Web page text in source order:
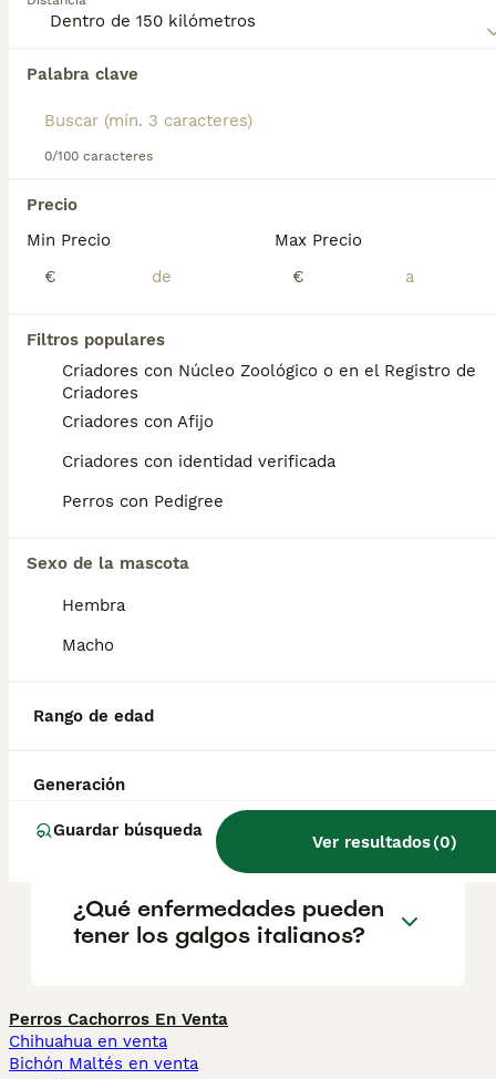
Palabra clave
0/100 caracteres
Precio
Min Precio
€
Max Precio
€
Filtros populares
Criadores con Núcleo Zoológico o en el Registro de
Criadores
Criadores con Afijo
Criadores con identidad verificada
Perros con Pedigree
Sexo de la mascota
Hembra
Macho
Rango de edad
Generación
Guardar búsqueda
Ver resultados(0)
de perro.Encontramos 0 Pequeño Lebrel Italiano
Montalbán, Toledo.
Si deseas exactamente esta búsqueda guarda tu
¿Cuánto cuesta un perro
lebrel italiano?
El coste de adquisición de esta raza puede
reputación del criador y la ubicación
salud y el bienestar de los animales.
de comprometerse siempre es la mejor
¿Qué tamaño alcanzan los
¿Cómo es un perro lebrel?
¿Qué enfermedades pueden
tener los galgos italianos?
Perros Cachorros En Venta
Chihuahua en venta
Bichón Maltés en venta